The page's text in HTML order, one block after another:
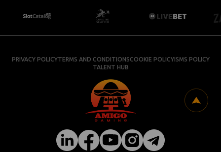
PRIVACY POLICYTERMS AND CONDITIONSCOOKIE POLICYISMS POLICY
TALENT HUB